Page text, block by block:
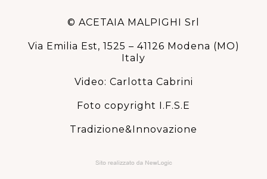
© ACETAIA MALPIGHI Srl
Via Emilia Est, 1525 – 41126 Modena (MO)
Italy
Video: Carlotta Cabrini
Foto copyright I.F.S.E
Tradizione&Innovazione